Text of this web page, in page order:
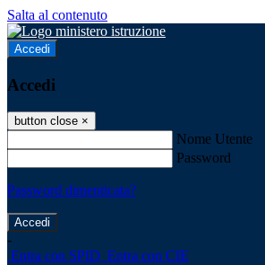
Salta al contenuto
Accedi
Accedi
button close ×
Nome Utente
Password
Password dimenticata?
-
Entra con SPID Entra con CIE